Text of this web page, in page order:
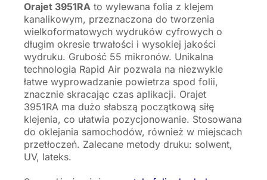
Orajet 3951RA to wylewana folia z klejem
kanalikowym, przeznaczona do tworzenia
wielkoformatowych wydruków cyfrowych o
długim okresie trwałości i wysokiej jakości
wydruku. Grubość 55 mikronów. Unikalna
technologia Rapid Air pozwala na niezwykle
łatwe wyprowadzanie powietrza spod folii,
znacznie skracając czas aplikacji. Orajet
3951RA ma dużo słabszą początkową siłę
klejenia, co ułatwia pozycjonowanie. Stosowana
do oklejania samochodów, również w miejscach
przetłoczeń. Zalecane metody druku: solwent,
UV, lateks.